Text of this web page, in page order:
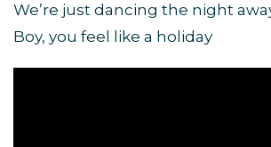
We’re just dancing the night
Boy, you feel like a holiday